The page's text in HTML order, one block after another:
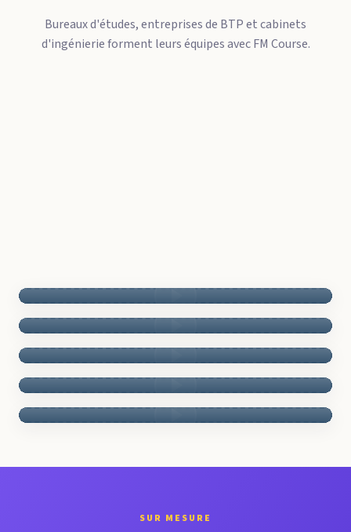
Bureaux d'études, entreprises de BTP et cabinets
d'ingénierie forment leurs équipes avec FM Course.
SUR MESURE